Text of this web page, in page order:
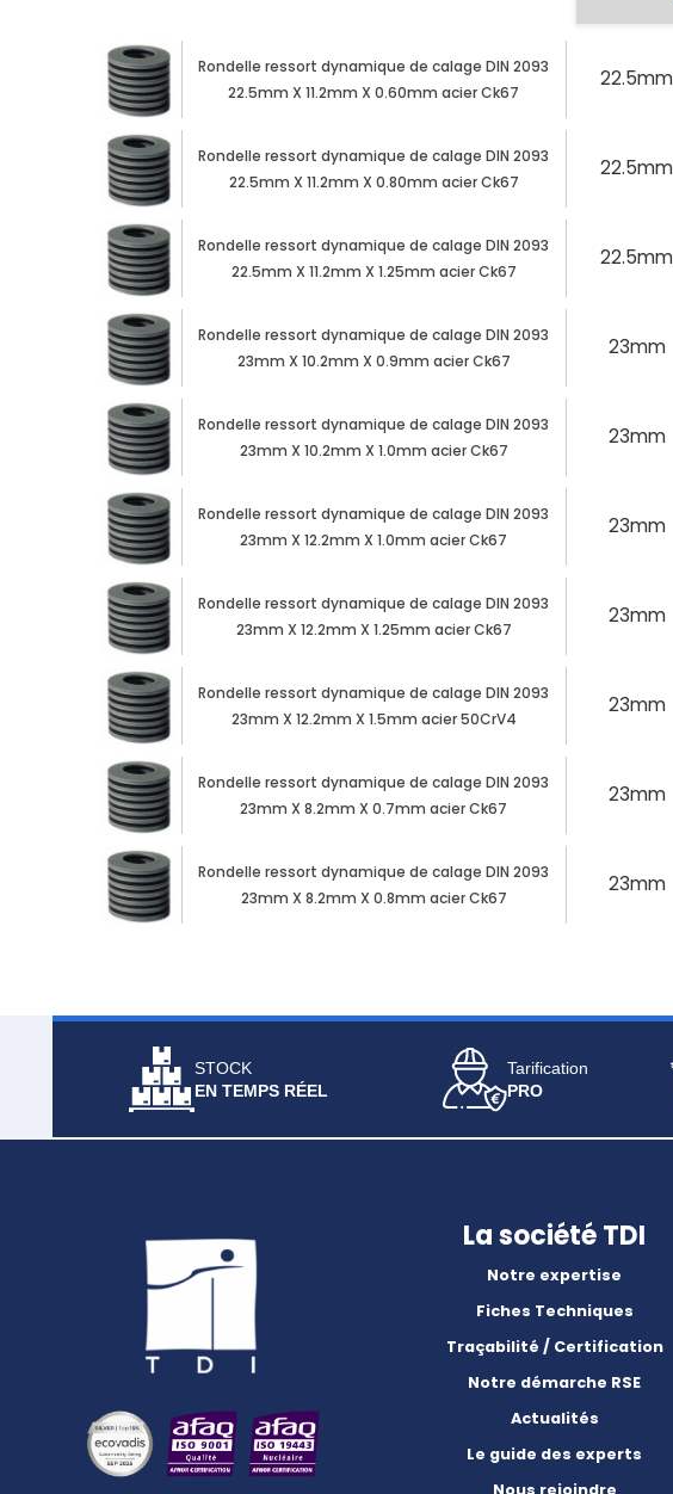
Rondelle ressort dynamique de calage DIN 2093
22.5mm X 11.2mm X 0.60mm acier Ck67
22.5mm
Rondelle ressort dynamique de calage DIN 2093
22.5mm X 11.2mm X 0.80mm acier Ck67
22.5mm
Rondelle ressort dynamique de calage DIN 2093
22.5mm X 11.2mm X 1.25mm acier Ck67
22.5mm
Rondelle ressort dynamique de calage DIN 2093
23mm X 10.2mm X 0.9mm acier Ck67
23mm
Rondelle ressort dynamique de calage DIN 2093
23mm X 10.2mm X 1.0mm acier Ck67
23mm
Rondelle ressort dynamique de calage DIN 2093
23mm X 12.2mm X 1.0mm acier Ck67
23mm
Rondelle ressort dynamique de calage DIN 2093
23mm X 12.2mm X 1.25mm acier Ck67
23mm
Rondelle ressort dynamique de calage DIN 2093
23mm X 12.2mm X 1.5mm acier 50CrV4
23mm
Rondelle ressort dynamique de calage DIN 2093
23mm X 8.2mm X 0.7mm acier Ck67
23mm
Rondelle ressort dynamique de calage DIN 2093
23mm X 8.2mm X 0.8mm acier Ck67
23mm
STOCK
EN TEMPS RÉEL
Tarification
PRO
La société TDI
Notre expertise
Fiches Techniques
Traçabilité / Certification
Notre démarche RSE
Actualités
Le guide des experts
Nous rejoindre